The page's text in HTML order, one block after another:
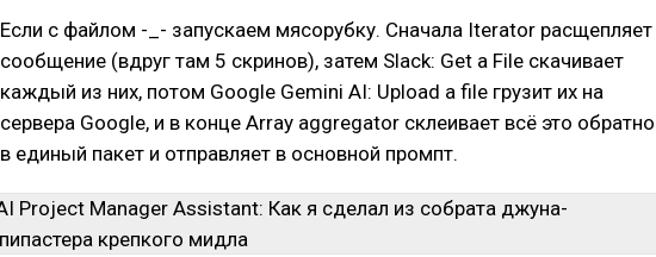
Если с файлом -_- запускаем мясорубку. Сначала Iterator расщепляет
сообщение (вдруг там 5 скринов), затем Slack: Get a File скачивает
каждый из них, потом Google Gemini AI: Upload a file грузит их на
сервера Google, и в конце Array aggregator склеивает всё это обратно
в единый пакет и отправляет в основной промпт.